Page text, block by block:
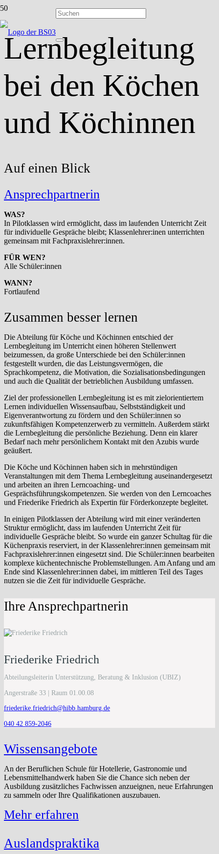
Lernbegleitung
bei den Köchen
und Köchinnen
Auf einen Blick
Ansprechpartnerin
WAS?
In Pilotklassen wird ermöglicht, dass im laufenden Unterricht Zeit
für individuelle Gespräche bleibt; Klassenlehrer:inen unterrichten
gemeinsam mit Fachpraxislehrer:innen.
FÜR WEN?
Alle Schüler:innen
WANN?
Fortlaufend
Zusammen besser lernen
Die Abteilung für Köche und Köchinnen entschied der
Lernbegleitung im Unterricht einen höheren Stellenwert
beizumessen, da große Unterschiede bei den Schüler:innen
festgestellt wurden, die das Leistungsvermögen, die
Sprachkompetenz, die Motivation, die Sozialisationsbedingungen
und auch die Qualität der betrieblichen Ausbildung umfassen.
Ziel der professionellen Lernbegleitung ist es mit zielorientiertem
Lernen individuellen Wissensaufbau, Selbstständigkeit und
Eigenverantwortung zu fördern und den Schüler:innen so
zukunftsfähigen Kompetenzerwerb zu vermitteln. Außerdem stärkt
die Lernbegleitung die persönliche Beziehung. Denn ein klarer
Bedarf nach mehr persönlichem Kontakt mit den Azubis wurde
geäußert.
Die Köche und Köchinnen haben sich in mehrstündigen
Veranstaltungen mit dem Thema Lernbegleitung auseinandergesetzt
und arbeiten an ihren Lerncoaching- und
Gesprächsführungskompetenzen. Sie werden von den Lerncoaches
und Friederike Friedrich als Expertin für Förderkonzepte begleitet.
In einigen Pilotklassen der Abteilung wird mit einer veränderten
Struktur ermöglicht, dass im laufenden Unterricht Zeit für
individuelle Gespräche bleibt. So wurde ein ganzer Schultag für die
Küchenpraxis reserviert, in der Klassenlehrer:innen gemeinsam mit
Fachpraxislehrer:innen eingesetzt sind. Die Schüler:innen bearbeiten
komplexe küchentechnische Problemstellungen. Am Anfang und am
Ende sind Klassenlehrer:innen dabei, im mittleren Teil des Tages
nutzen sie die Zeit für individuelle Gespräche.
Ihre Ansprechpartnerin
Friederike Friedrich
Abteilungsleiterin Unterstützung, Beratung & Inklusion (UBIZ)
Angerstraße 33 | Raum 01.00.08
friederike.friedrich@hibb.hamburg.de
040 42 859-2046
Wissensangebote
An der Beruflichen Schule für Hotellerie, Gastronomie und
Lebensmittelhandwerk haben Sie die Chance sich neben der
Ausbildung zusätzliches Fachwissen anzueignen, neue Erfahrungen
zu sammeln oder Ihre Qualifikationen auszubauen.
Mehr erfahren
Auslandspraktika